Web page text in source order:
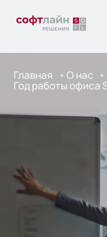
Главная О нас
Год работы офиса